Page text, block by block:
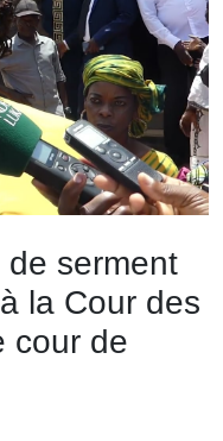
de serment
la Cour des
cour de